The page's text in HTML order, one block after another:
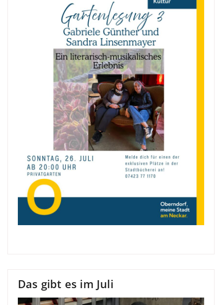
Das gibt es im Juli